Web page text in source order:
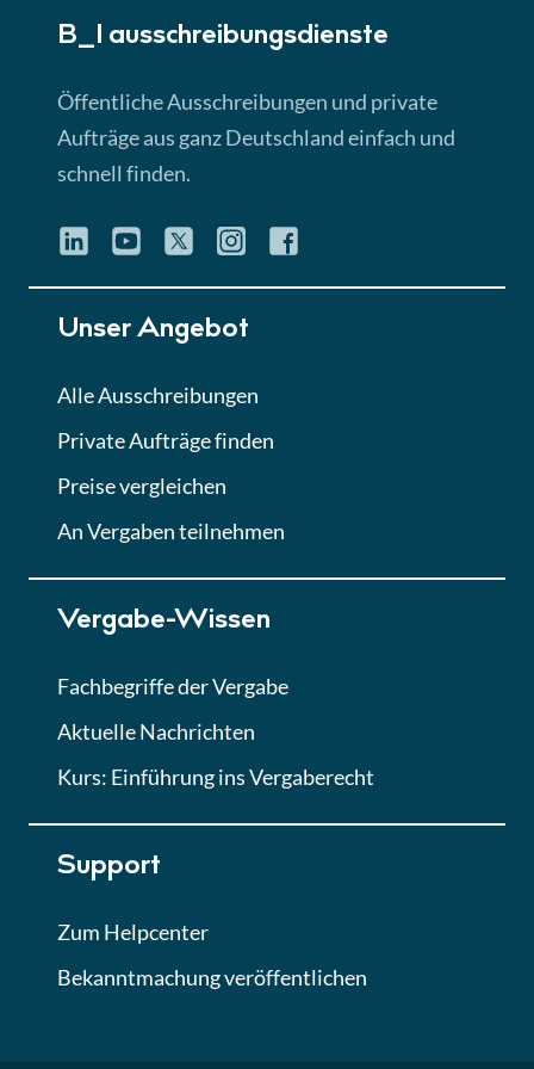
Lektion 3
► 4:31 Min
Quiz
Eignung im Vergabeverfahren
Lektion 6
Abgabe von Angeboten
Lektion
Lektion 7
Finales Quiz
B_I ausschreibungs­dienste
Öffentliche Ausschreibungen und private
Aufträge aus ganz Deutschland einfach und
schnell finden.
Unser Angebot
Alle Ausschreibungen
Private Aufträge finden
Preise vergleichen
An Vergaben teilnehmen
Vergabe-Wissen
Fachbegriffe der Vergabe
Aktuelle Nachrichten
Kurs: Einführung ins Vergaberecht
Support
Zum Helpcenter
Bekanntmachung veröffentlichen